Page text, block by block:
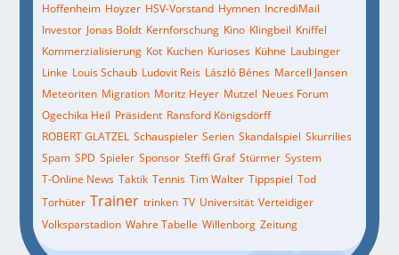
Hoffenheim Hoyzer HSV-Vorstand Hymnen IncrediMail
Investor Jonas Boldt Kernforschung Kino Klingbeil Kniffel
Kommerzialisierung Kot Kuchen Kurioses Kühne Laubinger
Linke Louis Schaub Ludovit Reis László Bénes Marcell Jansen
Meteoriten Migration Moritz Heyer Mutzel Neues Forum
Ogechika Heil Präsident Ransford Königsdörff
ROBERT GLATZEL Schauspieler Serien Skandalspiel Skurrilies
Spam SPD Spieler Sponsor Steffi Graf Stürmer System
T-Online News Taktik Tennis Tim Walter Tippspiel Tod
Torhüter Trainer trinken TV Universität Verteidiger
Volksparstadion Wahre Tabelle Willenborg Zeitung